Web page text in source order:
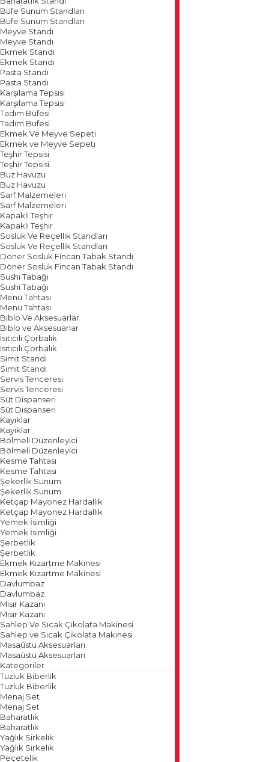
Büfe Sunum Standları
Büfe Sunum Standları
Meyve Standı
Meyve Standı
Ekmek Standı
Ekmek Standı
Pasta Standı
Pasta Standı
Karşılama Tepsisi
Karşılama Tepsisi
Tadım Büfesi
Tadım Büfesi
Ekmek Ve Meyve Sepeti
Ekmek ve Meyve Sepeti
Teşhir Tepsisi
Teşhir Tepsisi
Buz Havuzu
Buz Havuzu
Sarf Malzemeleri
Sarf Malzemeleri
Kapaklı Teşhir
Kapaklı Teşhir
Sosluk Ve Reçellik Standları
Sosluk Ve Reçellik Standları
Döner Sosluk Fincan Tabak Standı
Döner Sosluk Fincan Tabak Standı
Sushi Tabağı
Sushi Tabağı
Menü Tahtası
Menü Tahtası
Biblo Ve Aksesuarlar
Biblo ve Aksesuarlar
Isıtıcılı Çorbalık
Isıtıcılı Çorbalık
Simit Standı
Simit Standı
Servis Tenceresi
Servis Tenceresi
Süt Dispanseri
Süt Dispanseri
Kayıklar
Kayıklar
Bölmeli Düzenleyici
Bölmeli Düzenleyici
Kesme Tahtası
Kesme Tahtası
Şekerlik Sunum
Şekerlik Sunum
Ketçap Mayonez Hardallık
Ketçap Mayonez Hardallık
Yemek İsimliği
Yemek İsimliği
Şerbetlik
Şerbetlik
Ekmek Kızartme Makinesi
Ekmek Kızartme Makinesi
Davlumbaz
Davlumbaz
Mısır Kazanı
Mısır Kazanı
Sahlep Ve Sıcak Çikolata Makinesi
Sahlep ve Sıcak Çikolata Makinesi
Masaüstü Aksesuarları
Masaüstü Aksesuarları
Kategoriler
Tuzluk Biberlik
Tuzluk Biberlik
Menaj Set
Menaj Set
Baharatlık
Baharatlık
Yağlık Sirkelik
Yağlık Sirkelik
Peçetelik